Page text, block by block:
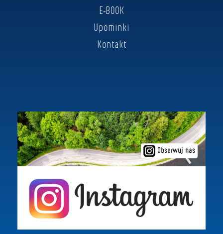
E-BOOK
Upominki
Kontakt
Obserwuj nas